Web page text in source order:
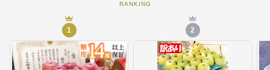
【地域活性化】あおもりから日本
を元気に！あおもりの魅力発信！
など
RANKING
1 2